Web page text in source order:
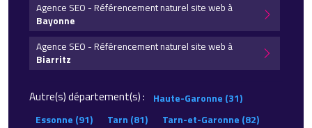
Agence SEO - Référencement naturel site web à
Bayonne
Agence SEO - Référencement naturel site web à
Biarritz
Autre(s) département(s) :
Haute-Garonne (31)
Essonne (91)
Tarn (81)
Tarn-et-Garonne (82)